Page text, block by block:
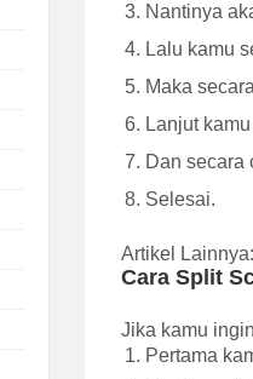
Nantinya
Lalu kamu
Maka
Lanjut
Dan secara
Selesai.
Artikel
Cara Split
Jika kamu
Pertama